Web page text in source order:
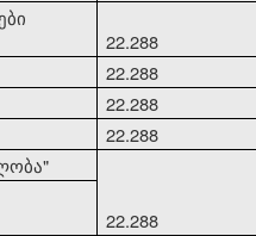
22.288
22.288
22.288
22.288
22.288